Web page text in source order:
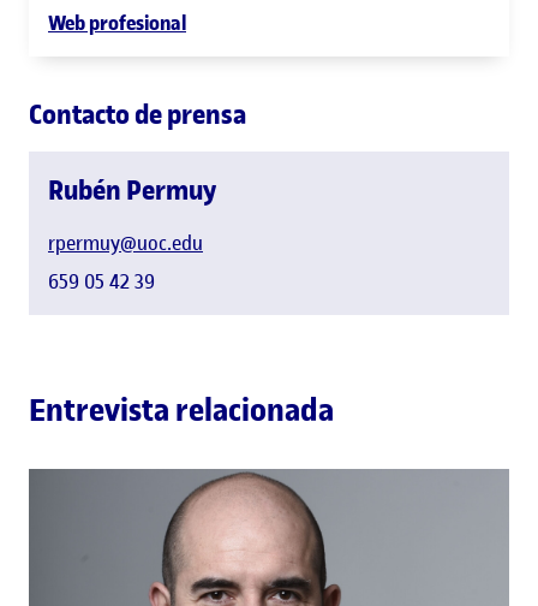
Web profesional
Contacto de prensa
Rubén Permuy
rpermuy@uoc.edu
659 05 42 39
Entrevista relacionada